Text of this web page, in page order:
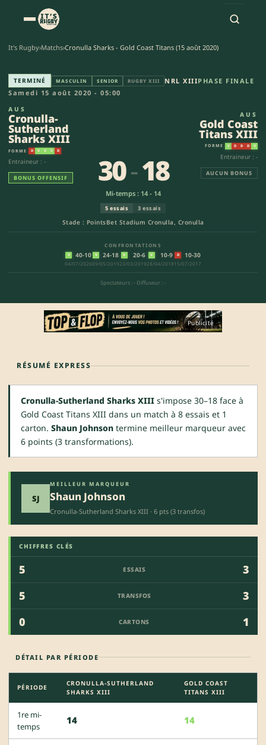
It's Rugby›Matchs›Cronulla Sharks - Gold Coast Titans (15 août 2020)
Cronulla-Sutherland Sharks
TERMINÉ MASCULIN SENIOR RUGBY XIII NRL XIIIPHASE FINALE
Samedi 15 août 2020 - 05:00
AUS
Cronulla-
Sutherland
Sharks XIII
FORME D V V V D
Entraineur : -
BONUS OFFENSIF
Stade : PointsBet Stadium Cronulla, Cronulla
30-18
Mi-temps : 14 - 14
5 essais 3 essais
CONFRONTATIONS
V 40-10
04/07/2020
V 24-18
09/05/2019
V 20-6
23/03/2019
V 10-9
28/04/2018
D 10-30
15/07/2017
Spectateurs : - Diffuseur : -
AUS
Gold Coast
Titans XIII
FORME V D D D V
Entraineur : -
AUCUN BONUS
Publicité
RÉSUMÉ EXPRESS
Cronulla-Sutherland Sharks XIII s'impose 30–18 face à
Gold Coast Titans XIII dans un match à 8 essais et 1
carton. Shaun Johnson termine meilleur marqueur avec
6 points (3 transformations).
SJ
MEILLEUR MARQUEUR
Shaun Johnson
Cronulla-Sutherland Sharks XIII · 6 pts (3 transfos)
CHIFFRES CLÉS
5 ESSAIS
3
5
TRANSFOS
3
0
CARTONS 1
DÉTAIL PAR PÉRIODE
PÉRIODE
CRONULLA-SUTHERLAND
SHARKS XIII
GOLD COAST
TITANS XIII
1re mi-
temps
14 14